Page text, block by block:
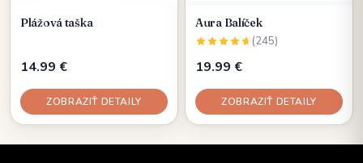
Plážová taška
14.99 €
ZOBRAZIŤ DETAILY
Aura Balíček
(245)
19.99 €
ZOBRAZIŤ DETAILY